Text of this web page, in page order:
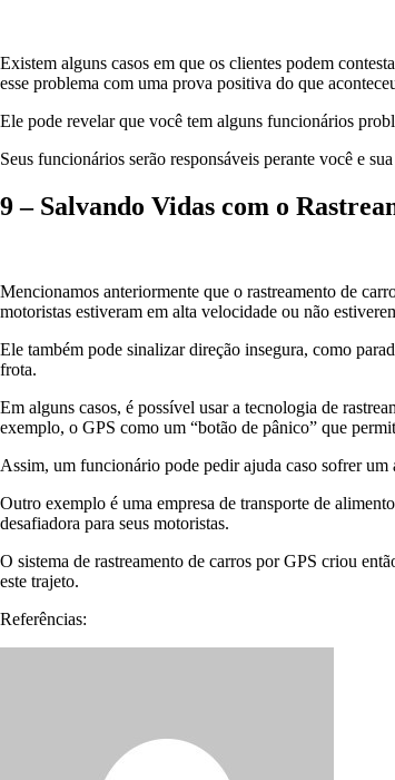
Existem alguns casos em que os clientes podem
esse problema com uma prova positiva do que
Ele pode revelar que você tem alguns funcionários
Seus funcionários serão responsáveis ​​perante você e
9 – Salvando Vidas com o
Mencionamos anteriormente que o rastreamento de
motoristas estiveram em alta velocidade ou não
Ele também pode sinalizar direção insegura, como
frota.
Em alguns casos, é possível usar a tecnologia de
exemplo, o GPS como um “botão de pânico” que
Assim, um funcionário pode pedir ajuda caso sofrer
Outro exemplo é uma empresa de transporte de
desafiadora para seus motoristas.
O sistema de rastreamento de carros por GPS criou
este trajeto.
Referências: